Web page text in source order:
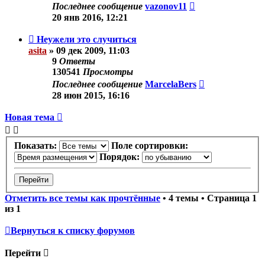
Последнее сообщение vazonov11
20 янв 2016, 12:21
Неужели это случиться
asita » 09 дек 2009, 11:03
9 Ответы
130541 Просмотры
Последнее сообщение MarcelaBers
28 июн 2015, 16:16
Новая тема
Показать:
Поле сортировки:
Порядок:
Отметить все темы как прочтённые • 4 темы • Страница 1
из 1
Вернуться к списку форумов
Перейти